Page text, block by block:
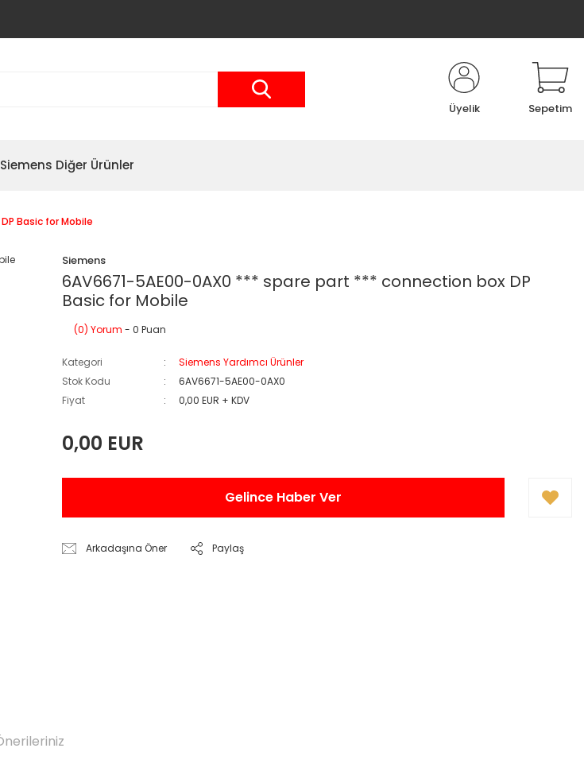
Üyelik Sepetim
Siemens Diğer Ürünler
Basic for Mobile
Siemens
6AV6671-5AE00-0AX0 *** spare part *** connection box DP
Basic for Mobile
(0) Yorum - 0 Puan
Kategori
Siemens Yardımcı Ürünler
Stok Kodu
6AV6671-5AE00-0AX0
Fiyat
0,00 EUR + KDV
0,00 EUR
Gelince Haber Ver
Arkadaşına Öner Paylaş